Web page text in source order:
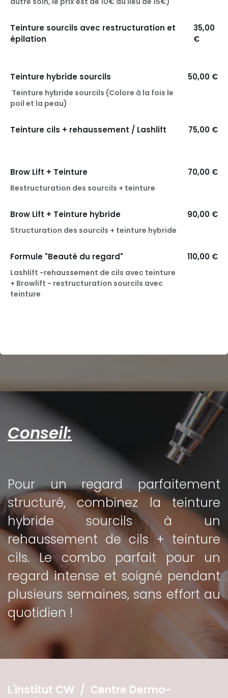
Teinture sourcils avec restructuration et
épilation
35,00
€
Teinture hybride sourcils 50,00 €
Teinture hybride sourcils (Colore à la fois le
poil et la peau)
Teinture cils + rehaussement / Lashlift 75,00 €
Brow Lift + Teinture 70,00 €
Restructuration des sourcils + teinture
Brow Lift + Teinture hybride 90,00 €
Structuration des sourcils + teinture hybride
Formule "Beauté du regard" 110,00 €
Lashlift -rehaussement de cils avec teinture
+ Browlift - restructuration sourcils avec
teinture
Conseil:
Pour un regard parfaitement
structuré, combinez la te​inture
hybride sourcils à un
rehaussement de cils + teinture
cils. Le combo parfait pour un
regard intense et soigné pendant
plusieurs semaines, sans effort au
quotidien !
L'institut CW / Centre Dermo-